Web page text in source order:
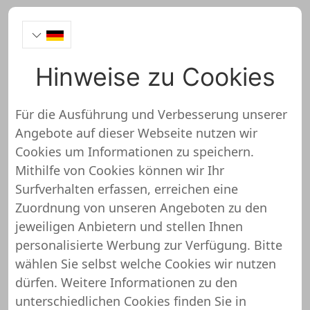
https://www.aufkleberdealer.de/
AufkleberDealer wurde noch
nicht überprüft und getestet
Über diesen Shop oder Webseite liegen uns
noch keine detaillierten Informationen vor.
Das bedeutet, dass AufkleberDealer von
unserem Support-Team noch nicht
Hinweise zu Cookies
Für die Ausführung und Verbesserung unserer
Angebote auf dieser Webseite nutzen wir
Cookies um Informationen zu speichern.
Mithilfe von Cookies können wir Ihr
Surfverhalten erfassen, erreichen eine
Zuordnung von unseren Angeboten zu den
jeweiligen Anbietern und stellen Ihnen
personalisierte Werbung zur Verfügung. Bitte
wählen Sie selbst welche Cookies wir nutzen
dürfen. Weitere Informationen zu den
unterschiedlichen Cookies finden Sie in